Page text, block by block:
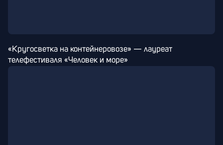
«Кругосветка на контейнеровозе» — лауреат
телефестиваля «Человек и море»